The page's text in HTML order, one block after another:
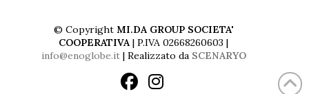
© Copyright MI.DA GROUP SOCIETA'
COOPERATIVA| P.IVA 02668260603 |
info@enoglobe.it| Realizzato da SCENARYO